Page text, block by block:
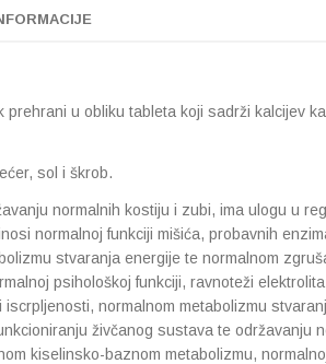
prehrani u obliku tableta koji sadrži kalcijev
sol i škrob.
normalnih kostiju i zubi, ima ulogu u
normalnoj funkciji mišića, probavnih
stvaranja energije te normalnom
psihološkoj funkciji, ravnoteži
normalnom metabolizmu
živčanog sustava te održavanju
kiselinsko-baznom metabolizmu,